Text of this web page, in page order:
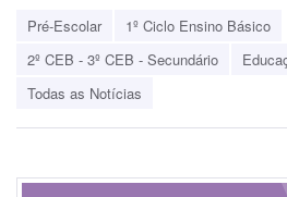
Pré-Escolar
1º Ciclo Ensino Básico
2º CEB - 3º CEB - Secundário
Todas as Notícias